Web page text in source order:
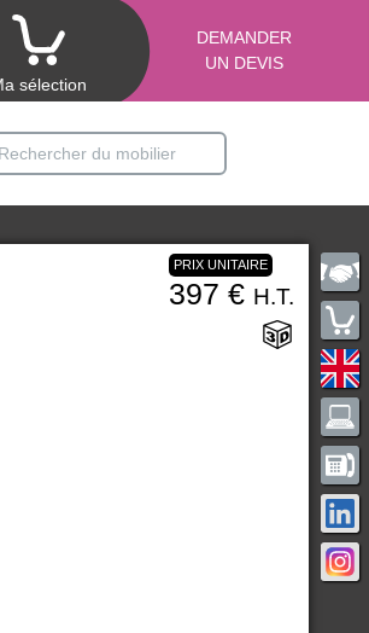
sélection
DEMANDER
UN DEVIS
PRIX UNITAIRE
397 € H.T.